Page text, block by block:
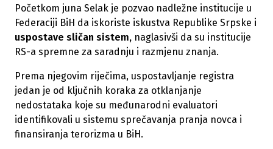
Početkom juna Selak je pozvao nadležne institucije u
Federaciji BiH da iskoriste iskustva Republike Srpske i
uspostave sličan sistem, naglasivši da su institucije
RS-a spremne za saradnju i razmjenu znanja.
Prema njegovim riječima, uspostavljanje registra
jedan je od ključnih koraka za otklanjanje
nedostataka koje su međunarodni evaluatori
identifikovali u sistemu sprečavanja pranja novca i
finansiranja terorizma u BiH.